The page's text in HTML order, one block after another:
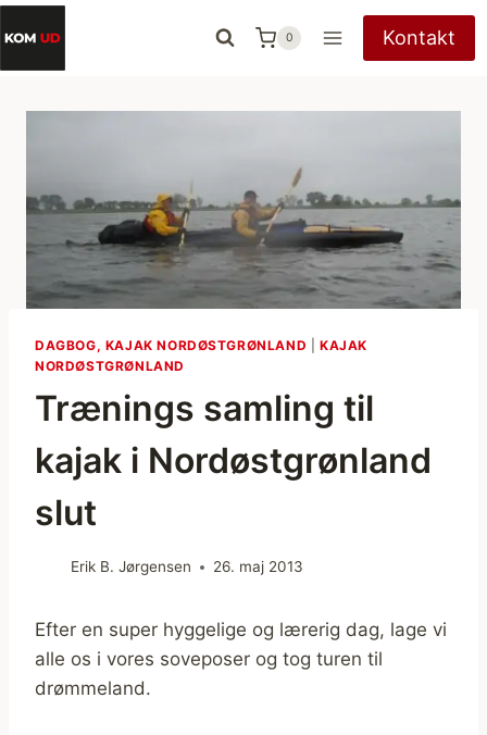
Fortsæt
til
indhold
0 Kontakt
DAGBOG, KAJAK NORDØSTGRØNLAND |KAJAK
NORDØSTGRØNLAND
Trænings samling til
kajak i Nordøstgrønland
slut
Erik B. Jørgensen 26. maj 2013
Efter en super hyggelige og lærerig dag, lage vi
alle os i vores soveposer og tog turen til
drømmeland.